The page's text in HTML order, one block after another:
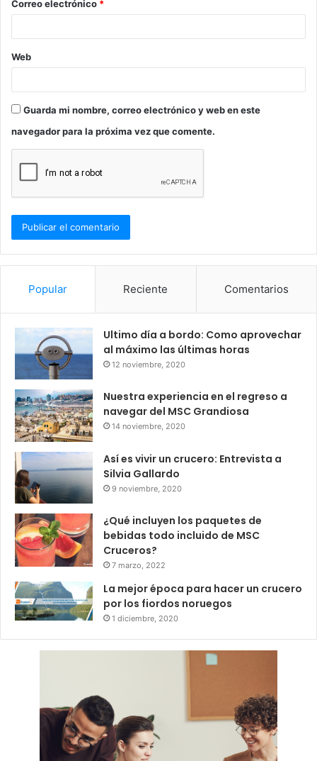
*
Correo electrónico *
Web
Guarda mi nombre, correo electrónico y web en este
navegador para la próxima vez que comente.
Popular Reciente Comentarios
Ultimo día a bordo: Como aprovechar
al máximo las últimas horas
12 noviembre, 2020
Nuestra experiencia en el regreso a
navegar del MSC Grandiosa
14 noviembre, 2020
Así es vivir un crucero: Entrevista a
Silvia Gallardo
9 noviembre, 2020
¿Qué incluyen los paquetes de
bebidas todo incluido de MSC
Cruceros?
7 marzo, 2022
La mejor época para hacer un crucero
por los fiordos noruegos
1 diciembre, 2020